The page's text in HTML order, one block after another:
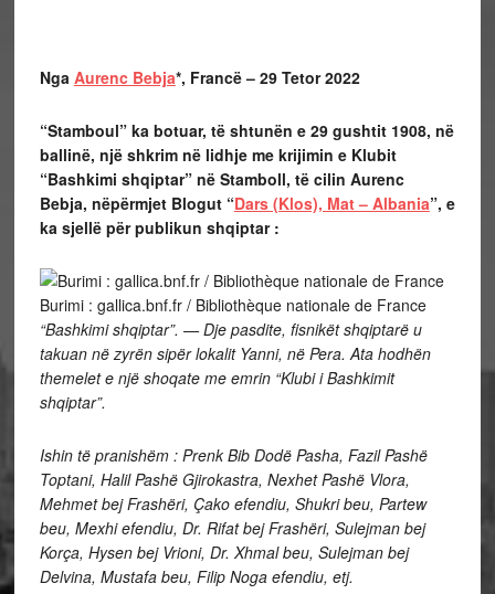
Nga Aurenc Bebja*, Francë – 29 Tetor 2022
“Stamboul” ka botuar, të shtunën e 29 gushtit 1908, në
ballinë, një shkrim në lidhje me krijimin e Klubit
“Bashkimi shqiptar” në Stamboll, të cilin Aurenc
Bebja, nëpërmjet Blogut “Dars (Klos), Mat – Albania”, e
ka sjellë për publikun shqiptar :
Burimi : gallica.bnf.fr / Bibliothèque nationale de France
“Bashkimi shqiptar”. — Dje pasdite, fisnikët shqiptarë u
takuan në zyrën sipër lokalit Yanni, në Pera. Ata hodhën
themelet e një shoqate me emrin “Klubi i Bashkimit
shqiptar”.
Ishin të pranishëm : Prenk Bib Dodë Pasha, Fazil Pashë
Toptani, Halil Pashë Gjirokastra, Nexhet Pashë Vlora,
Mehmet bej Frashëri, Çako efendiu, Shukri beu, Partew
beu, Mexhi efendiu, Dr. Rifat bej Frashëri, Sulejman bej
Korça, Hysen bej Vrioni, Dr. Xhmal beu, Sulejman bej
Delvina, Mustafa beu, Filip Noga efendiu, etj.